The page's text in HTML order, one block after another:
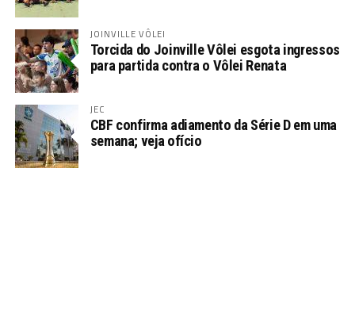
JOINVILLE VÔLEI
Torcida do Joinville Vôlei esgota ingressos
para partida contra o Vôlei Renata
JEC
CBF confirma adiamento da Série D em uma
semana; veja ofício